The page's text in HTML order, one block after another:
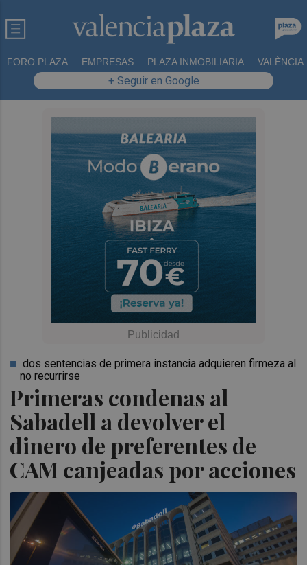
FORO PLAZA EMPRESAS PLAZA INMOBILIARIA VALÈNCIA
+ Seguir en Google
Primeras condenas al
Sabadell a devolver el
dinero de preferentes de
CAM canjeadas por acciones
dos sentencias de primera instancia adquieren firmeza al
no recurrirse